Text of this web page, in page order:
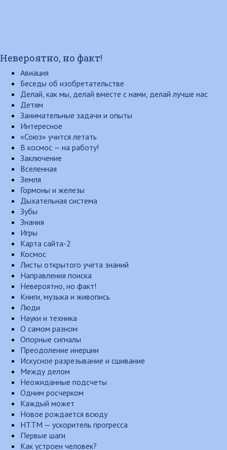
Невероятно, но факт!
Авиация
Беседы об изобретательстве
Делай, как мы, делай вместе с нами, делай лучше нас
Детям
Занимательные задачи и опыты
Интересное
«Союз» учится летать
В космос — на работу!
Заключение
Вселенная
Земля
Гормоны и железы
Дыхательная система
Зубы
Знания
Игры
Карта сайта-2
Космос
Листы открытого учета знаний
Направления поиска
Невероятно, но факт!
Книги, музыка и живопись
Люди
Науки и техника
О самом разном
Опорные сигналы
Преодоление инерции
Искусное разрезывание и сшивание
Между делом
Неожиданные подсчеты
Одним росчерком
Каждый может
Новое рождается всюду
НТТМ — ускоритель прогресса
Первые шаги
Как устроен человек?